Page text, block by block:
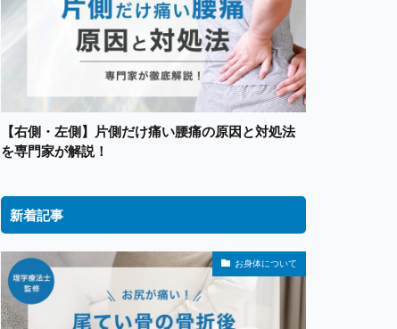
【右側・左側】片側だけ痛い腰痛の原因と対処法
を専門家が解説！
新着記事
お身体について